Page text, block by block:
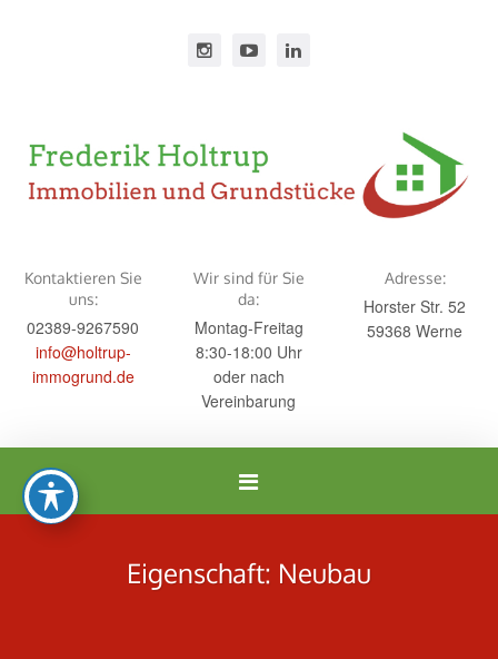
Kontaktieren Sie
uns:
02389-9267590
info@holtrup-
immogrund.de
Wir sind für Sie
da:
Montag-Freitag
8:30-18:00 Uhr
oder nach
Vereinbarung
Adresse:
Horster Str. 52
59368 Werne
Navigation
Eigenschaft: Neubau